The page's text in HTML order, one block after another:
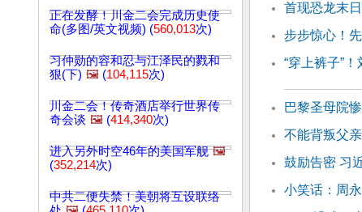
正在发酵！川金二会完成历史使
命(多图/英文视频) (560,013次)
习仲勋的容和忍与江泽民的戮和
狠(下) 🖼️ (104,115次)
川金二会！传奇酒店举行世界传
奇会谈 🖼️ (414,340次)
进入另外时空46年的美国军舰 🖼️
(352,214次)
中共二便失禁！美朝将互设联络
首现恐龙末
步步惊心！
“穿上裤子”
巴黎圣母院
不能背叛父
鼓励告密 习
小笑话：周